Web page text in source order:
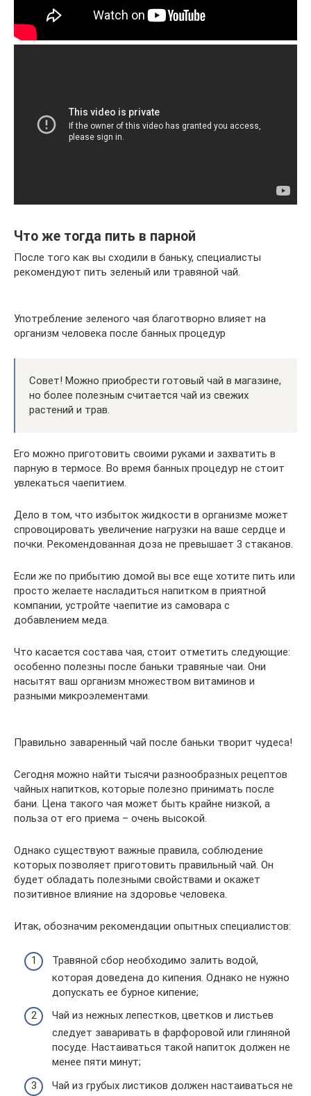
Что же тогда пить в парной
После того как вы сходили в баньку, специалисты
рекомендуют пить зеленый или травяной чай.
Употребление зеленого чая благотворно влияет на
организм человека после банных процедур
Совет! Можно приобрести готовый чай в магазине,
но более полезным считается чай из свежих
растений и трав.
Его можно приготовить своими руками и захватить в
парную в термосе. Во время банных процедур не стоит
увлекаться чаепитием.
Дело в том, что избыток жидкости в организме может
спровоцировать увеличение нагрузки на ваше сердце и
почки. Рекомендованная доза не превышает 3 стаканов.
Если же по прибытию домой вы все еще хотите пить или
просто желаете насладиться напитком в приятной
компании, устройте чаепитие из самовара с
добавлением меда.
Что касается состава чая, стоит отметить следующие:
особенно полезны после баньки травяные чаи. Они
насытят ваш организм множеством витаминов и
разными микроэлементами.
Правильно заваренный чай после баньки творит чудеса!
Сегодня можно найти тысячи разнообразных рецептов
чайных напитков, которые полезно принимать после
бани. Цена такого чая может быть крайне низкой, а
польза от его приема – очень высокой.
Однако существуют важные правила, соблюдение
которых позволяет приготовить правильный чай. Он
будет обладать полезными свойствами и окажет
позитивное влияние на здоровье человека.
Итак, обозначим рекомендации опытных специалистов:
Травяной сбор необходимо залить водой,
которая доведена до кипения. Однако не нужно
допускать ее бурное кипение;
Чай из нежных лепестков, цветков и листьев
следует заваривать в фарфоровой или глиняной
посуде. Настаиваться такой напиток должен не
менее пяти минут;
Чай из грубых листиков должен настаиваться не